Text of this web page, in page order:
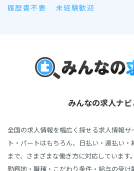
履歴書不要
未経験歓迎
みんなの求人ナビ
全国の求人情報を幅広く探せる求人情報サ
ト・パートはもちろん、日払い・週払い
まで、さまざまな働き方に対応しています。
勤務地・職種・こだわり条件・給与の受